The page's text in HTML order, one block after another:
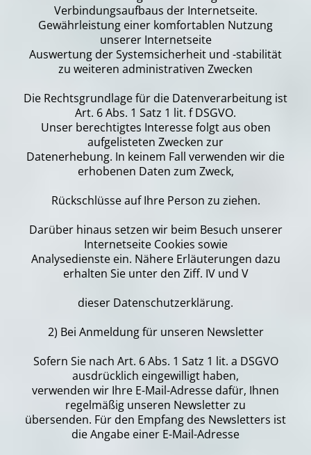
Verbindungsaufbaus der Internetseite.
Gewährleistung einer komfortablen Nutzung
unserer Internetseite
Auswertung der Systemsicherheit und -stabilität
zu weiteren administrativen Zwecken
Die Rechtsgrundlage für die Datenverarbeitung ist
Art. 6 Abs. 1 Satz 1 lit. f DSGVO.
Unser berechtigtes Interesse folgt aus oben
aufgelisteten Zwecken zur
Datenerhebung. In keinem Fall verwenden wir die
erhobenen Daten zum Zweck,
Rückschlüsse auf Ihre Person zu ziehen.
Darüber hinaus setzen wir beim Besuch unserer
Internetseite Cookies sowie
Analysedienste ein. Nähere Erläuterungen dazu
erhalten Sie unter den Ziff. IV und V
dieser Datenschutzerklärung.
2) Bei Anmeldung für unseren Newsletter
Sofern Sie nach Art. 6 Abs. 1 Satz 1 lit. a DSGVO
ausdrücklich eingewilligt haben,
verwenden wir Ihre E-Mail-Adresse dafür, Ihnen
regelmäßig unseren Newsletter zu
übersenden. Für den Empfang des Newsletters ist
die Angabe einer E-Mail-Adresse